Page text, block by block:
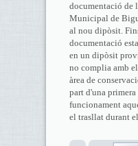
documentació de
Municipal de
al nou dipòsit.
documentació
en un dipòsit
no complia amb
àrea de
part d'una primera
funcionament
el trasllat durant